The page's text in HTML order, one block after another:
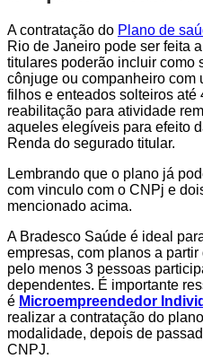
A contratação do Plano de
Rio de Janeiro pode ser feita
titulares poderão incluir como
cônjuge ou companheiro com
filhos e enteados solteiros
reabilitação para atividade
aqueles elegíveis para efeito
Renda do segurado titular.
Lembrando que o plano já
com vinculo com o CNPj e
mencionado acima.
A Bradesco Saúde é ideal
empresas, com planos a partir
pelo menos 3 pessoas
dependentes. É importante
é Microempreendedor
realizar a contratação do
modalidade, depois de
CNPJ.